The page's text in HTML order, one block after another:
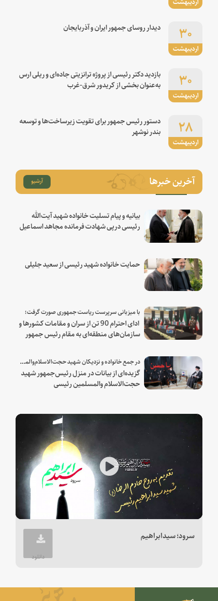
اردیبهشت
۳۰ دیدار روسای جمهور ایران و آذربایجان
اردیبهشت
۳۰
بازدید دکتر رئیسی از پروژه ترانزیتی جاده‌ای و ریلی ارس
به‌عنوان بخشی از کریدور شرق-غرب
اردیبهشت
۲۸
دستور رئیس جمهور برای تقویت زیرساخت‌ها و توسعه
بندر نوشهر
آخرین خبرها آرشیو
بیانیه و پیام تسلیت خانواده شهید آیت‌الله
رئیسی درپی شهادت فرمانده مجاهد اسماعیل
حمایت خانواده شهید رئیسی از سعید جلیلی
با میزبانی سرپرست ریاست جمهوری صورت گرفت؛
ادای احترام 90 تن از سران و مقامات کشورها و
سازمان‌های منطقه‌ای به مقام رئیس جمهور
در جمع خانواده و نزدیکان شهید حجت‌الاسلام‌والمسلمین رئیسی:
گزیده‌ای از بیانات در منزل رئیس‌جمهور شهید
حجت‌الاسلام والمسلمین رئیسی
Play
Video
سرود؛ سیدابراهیم
دانلود